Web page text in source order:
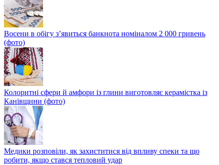
Восени в обігу з’явиться банкнота номіналом 2 000 гривень
(фото)
Колоритні сфери й амфори із глини виготовляє керамістка із
Канівщини (фото)
Медики розповіли, як захиститися від впливу спеки та що
робити, якщо стався тепловий удар